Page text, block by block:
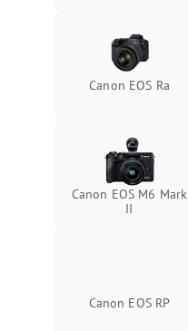
Canon EOS Ra
Canon EOS M6 Mark
II
Canon EOS RP